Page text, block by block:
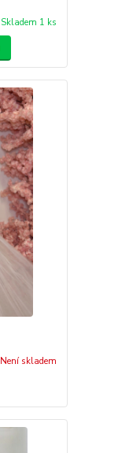
Skladem 1 ks
Není skladem